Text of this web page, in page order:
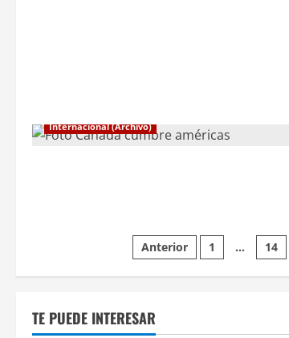
Internacional (Archivo)
Paginación
de
entradas
Anterior 1 … 14
TE PUEDE INTERESAR